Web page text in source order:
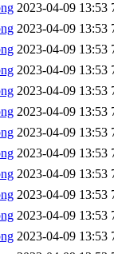
2023-04-09 13:53
2023-04-09 13:53
2023-04-09 13:53
2023-04-09 13:53
2023-04-09 13:53
2023-04-09 13:53
2023-04-09 13:53
2023-04-09 13:53
2023-04-09 13:53
2023-04-09 13:53
2023-04-09 13:53
2023-04-09 13:53